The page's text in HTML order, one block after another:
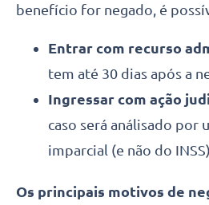
benefício for negado, é
Entrar com recurso
tem até 30 dias após a
Ingressar com ação
caso será análisado por
imparcial (e não do INSS).
Os principais motivos de